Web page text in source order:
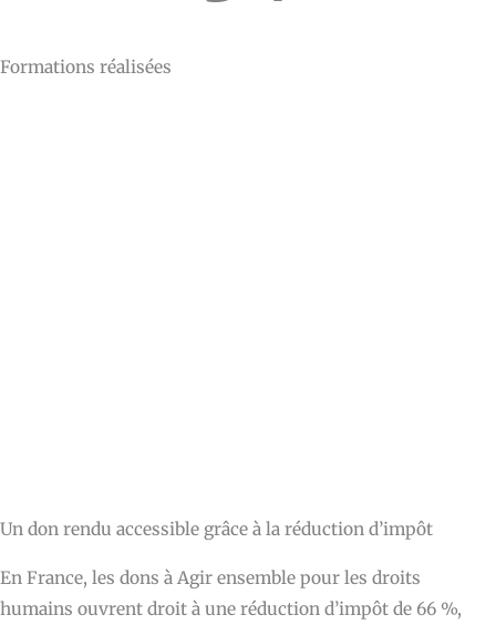
Formations réalisées
Un don rendu accessible grâce à la réduction d’impôt
En France, les dons à Agir ensemble pour les droits
humains ouvrent droit à une réduction d’impôt de 66 %,